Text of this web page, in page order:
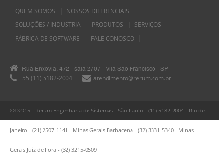
QUEM SOMOS
NOSSOS DIFERENCIAIS
SOLUÇÕES / INDUSTRIA
PRODUTOS
SERVIÇOS
FÁBRICA DE SOFTWARE
FALE CONOSCO
Rua Enxovia, 472 - sala 2707 - Vila São Francisco - SP
+55 (11) 5182-2004
atendimento@rerum.com.br
©©2015 - Rerum Engenharia de Sistemas - São Paulo - (11) 5182-2004 - Rio de
Janeiro - (21) 2507-1141 - Minas Gerais Barbacena - (32) 3331-5340 - Minas
Gerais Juiz de Fora - (32) 3215-0509